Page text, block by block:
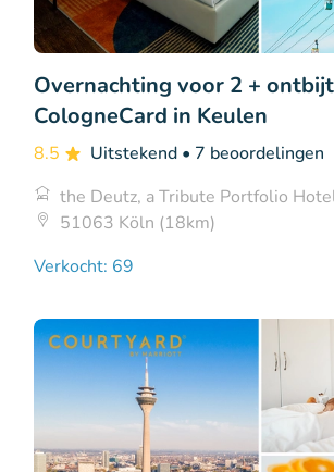
Overnachting voor 2 +
CologneCard in Keulen
8.5 Uitstekend • 7 beoordelingen
the Deutz, a Tribute Portfolio
51063 Köln (18km)
Verkocht: 69